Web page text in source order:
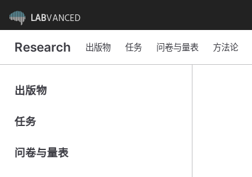
LABVANCED
Research 出版物 任务 问卷与量表 方法论
出版物
任务
问卷与量表